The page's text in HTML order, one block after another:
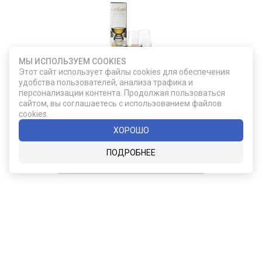
F355/31-02
Подарочный набор из двух бокалов для
виски Glencairn
2 490
МЫ ИСПОЛЬЗУЕМ COOKIES
Этот сайт использует файлы cookies для обеспечения
удобства пользователей, анализа трафика и
персонализации контента. Продолжая пользоваться
сайтом, вы соглашаетесь с использованием файлов
cookies.
ХОРОШО
ПОДРОБНЕЕ